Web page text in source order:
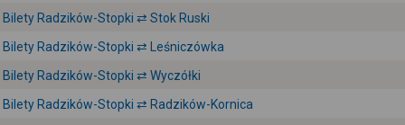
Bilety Radzików-Stopki ⇄ Stok Ruski
Bilety Radzików-Stopki ⇄ Leśniczówka
Bilety Radzików-Stopki ⇄ Wyczółki
Bilety Radzików-Stopki ⇄ Radzików-Kornica